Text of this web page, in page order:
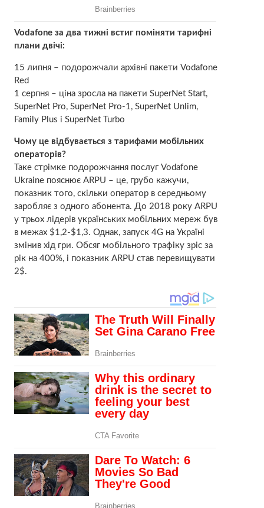
Vodafone за два тижні встиг поміняти тарифні
плани двічі:
15 липня – подорожчали архівні пакети Vodafone
Red
1 серпня – ціна зросла на пакети SuperNet Start,
SuperNet Pro, SuperNet Pro-1, SuperNet Unlim,
Family Plus і SuperNet Turbo
Чому це відбувається з тарифами мобільних
операторів?
Таке стрімке подорожчання послуг Vodafone
Ukraine пояснює ARPU – це, грубо кажучи,
показник того, скільки оператор в середньому
заробляє з одного абонента. До 2018 року ARPU
у трьох лідерів українських мобільних мереж був
в межах $1,2-$1,3. Однак, запуск 4G на Україні
змінив хід гри. Обсяг мобільного трафіку зріс за
рік на 400%, і показник ARPU став перевищувати
2$.